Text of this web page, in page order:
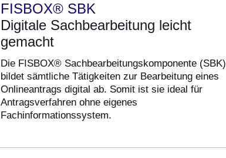
FISBOX® SBK
Digitale Sachbearbeitung leicht
gemacht
Die FISBOX® Sachbearbeitungskomponente (SBK)
bildet sämtliche Tätigkeiten zur Bearbeitung eines
Onlineantrags digital ab. Somit ist sie ideal für
Antragsverfahren ohne eigenes
Fachinformationssystem.